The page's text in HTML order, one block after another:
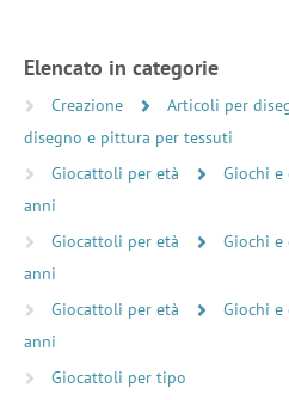
Elencato in categorie
Creazione Articoli per
disegno e pittura per tessuti
Giocattoli per età
Giochi
anni
Giocattoli per età
Giochi
anni
Giocattoli per età
Giochi
anni
Giocattoli per tipo